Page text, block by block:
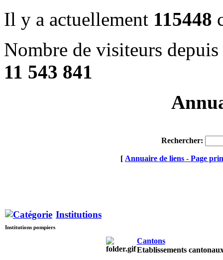
Il y a actuellement 115448
Nombre de visiteurs
11 543 841
Rechercher:
[ Annuaire de liens - Page
Institutions
Institutions pompiers
Cantons
Etablissements